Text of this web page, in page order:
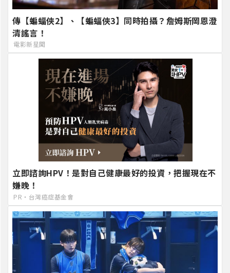
傳【蝙蝠俠2】、【蝙蝠俠3】同時拍攝？詹姆斯岡恩澄
清謠言！
電影新星聞
立即諮詢HPV！是對自己健康最好的投資，把握現在不
嫌晚！
PR・台灣癌症基金會